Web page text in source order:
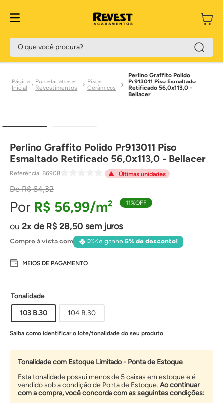
O que você procura?
Porcelanatos e
Revestimentos
Pisos
Cerâmicos
Perlino Graffito Polido
Pr913011 Piso Esmaltado
Retificado 56,0x113,0 -
Bellacer
Perlino Graffito Polido Pr913011 Piso
Esmaltado Retificado 56,0x113,0 - Bellacer
Referência: 86908 Últimas unidades
R$ 64,32
R$ 56,99 11%OFF
2 de R$28,50 sem juros
Compre à vista com e ganhe5% de desconto!
MEIOS DE PAGAMENTO
Tonalidade
103 B.30
104 B.30
Saiba como identificar o lote/tonalidade do seu produto
Tonalidade com Estoque Limitado - Ponta de Estoque
Esta tonalidade possui menos de 5 caixas em estoque e é
vendido sob a condição de Ponta de Estoque.Ao continuar
com a compra, você concorda com as seguintes condições: